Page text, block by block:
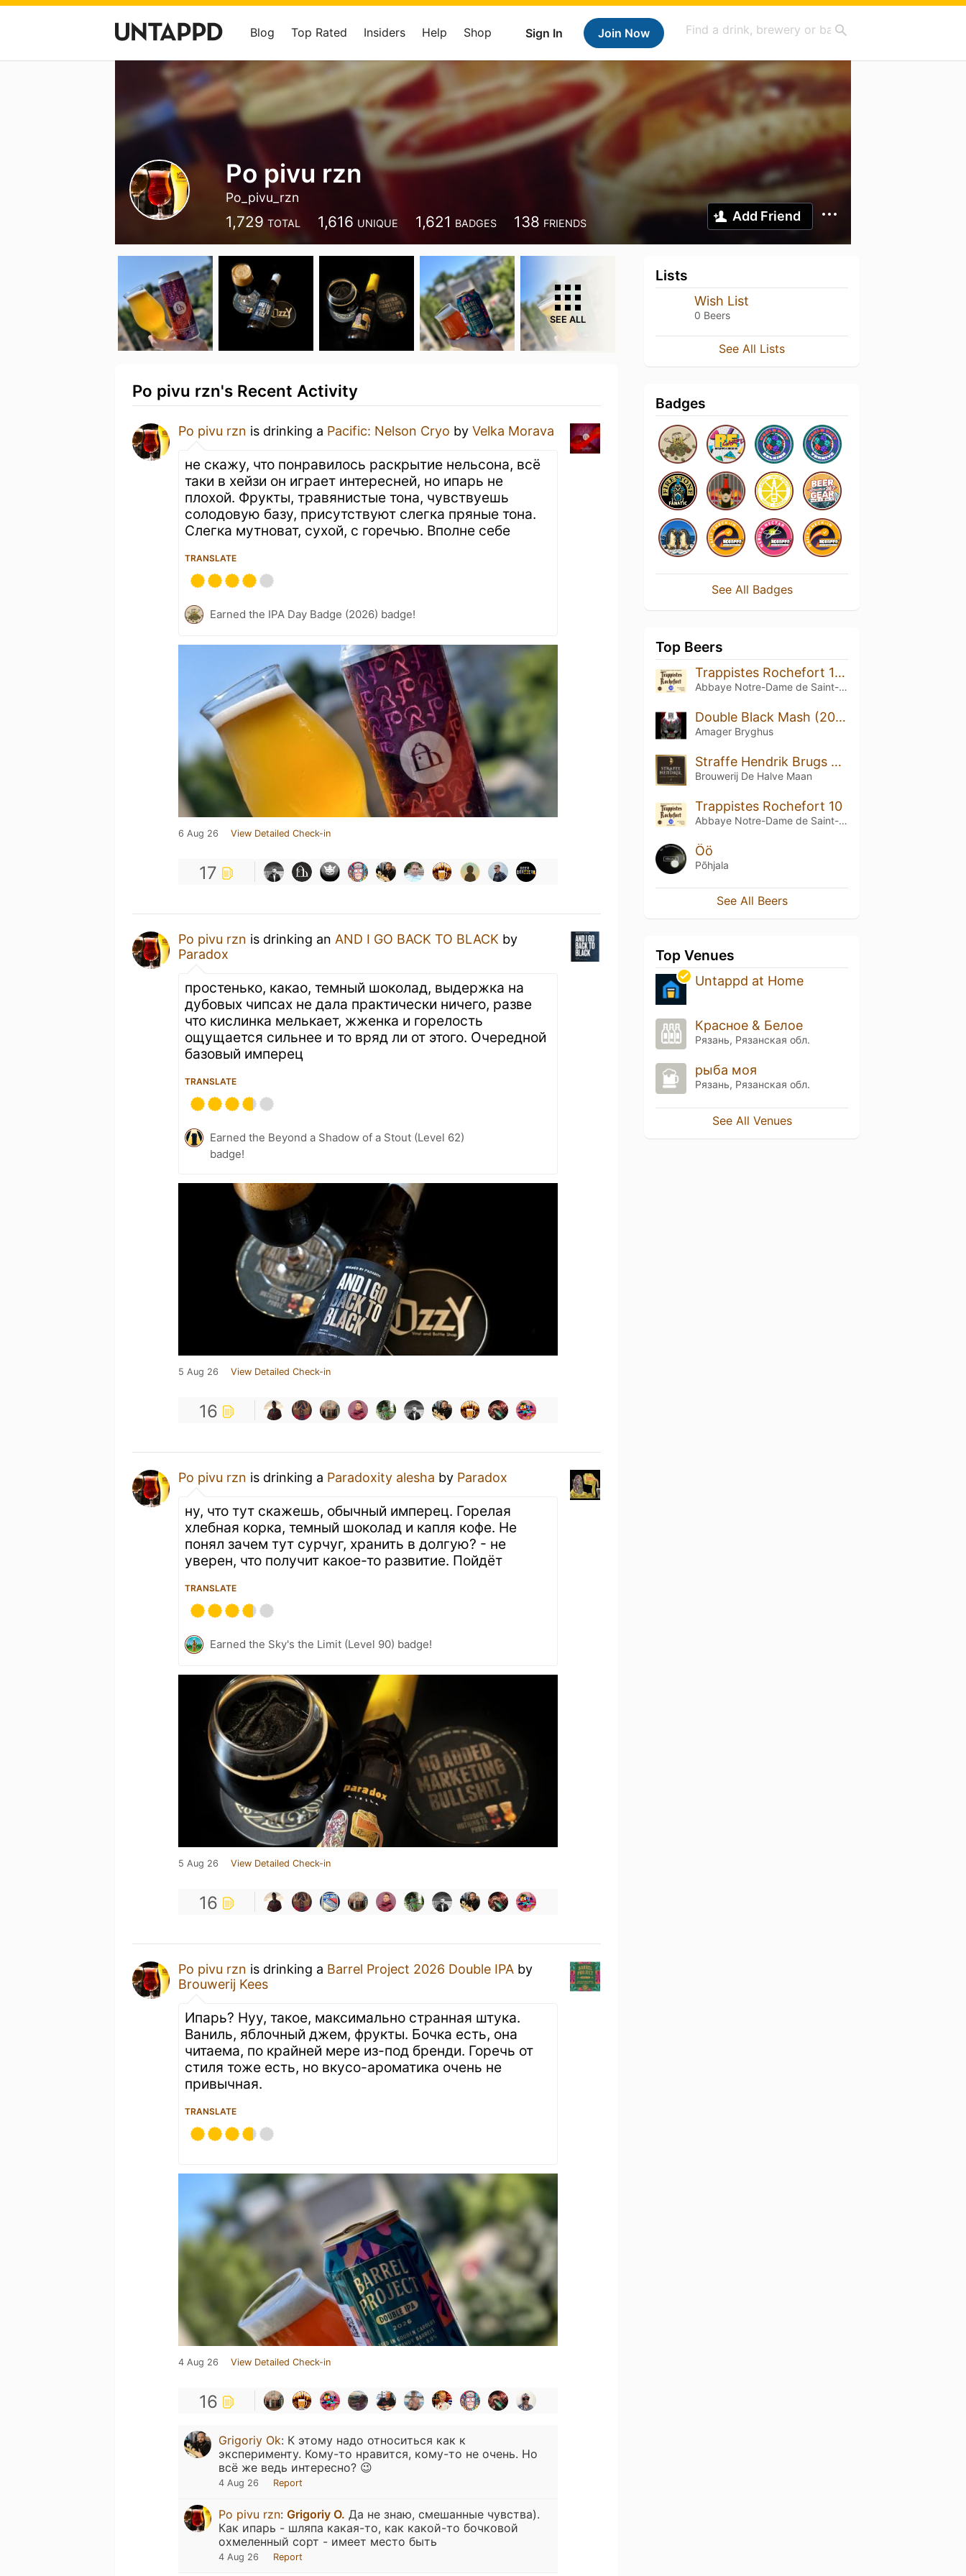
Sign In Join Now
Blog Top Rated Insiders Help Shop
Po pivu rzn
Po_pivu_rzn
1,729 TOTAL 1,616 UNIQUE 1,621 BADGES 138 FRIENDS Add Friend
SEE ALL
Po pivu rzn's Recent Activity
Po pivu rzn is drinking a Pacific: Nelson Cryo by Velka Morava
не скажу, что понравилось раскрытие нельсона, всё
таки в хейзи он играет интересней, но ипарь не
плохой. Фрукты, травянистые тона, чувствуешь
солодовую базу, присутствуют слегка пряные тона.
Слегка мутноват, сухой, с горечью. Вполне себе
TRANSLATE
Earned the IPA Day Badge (2026) badge!
6 Aug 26 View Detailed Check-in
17
Po pivu rzn is drinking an AND I GO BACK TO BLACK by
Paradox
простенько, какао, темный шоколад, выдержка на
дубовых чипсах не дала практически ничего, разве
что кислинка мелькает, жженка и горелость
ощущается сильнее и то вряд ли от этого. Очередной
базовый имперец
TRANSLATE
Earned the Beyond a Shadow of a Stout (Level 62)
badge!
5 Aug 26 View Detailed Check-in
16
Po pivu rzn is drinking a Paradoxity alesha by Paradox
ну, что тут скажешь, обычный имперец. Горелая
хлебная корка, темный шоколад и капля кофе. Не
понял зачем тут сурчуг, хранить в долгую? - не
уверен, что получит какое-то развитие. Пойдёт
TRANSLATE
Earned the Sky's the Limit (Level 90) badge!
5 Aug 26 View Detailed Check-in
16
Po pivu rzn is drinking a Barrel Project 2026 Double IPA by
Brouwerij Kees
Ипарь? Нуу, такое, максимально странная штука.
Ваниль, яблочный джем, фрукты. Бочка есть, она
читаема, по крайней мере из-под бренди. Горечь от
стиля тоже есть, но вкусо-ароматика очень не
привычная.
TRANSLATE
4 Aug 26 View Detailed Check-in
16
Grigoriy Ok: К этому надо относиться как к
эксперименту. Кому-то нравится, кому-то не очень. Но
всё же ведь интересно? 😉
4 Aug 26 Report
Po pivu rzn: Grigoriy O. Да не знаю, смешанные чувства).
Как ипарь - шляпа какая-то, как какой-то бочковой
охмеленный сорт - имеет место быть
4 Aug 26 Report
Lists
Wish List
0 Beers
See All Lists
Badges
See All Badges
Top Beers
Trappistes Rochefort 10 (2023)
Abbaye Notre-Dame de Saint-Rémy
Double Black Mash (2025) Wheated Bourbon Version
Amager Bryghus
Straffe Hendrik Brugs Quadrupel Bier 11°
Brouwerij De Halve Maan
Trappistes Rochefort 10
Abbaye Notre-Dame de Saint-Rémy
Öö
Põhjala
See All Beers
Top Venues
Untappd at Home
Красное & Белое
Рязань, Рязанская обл.
рыба моя
Рязань, Рязанская обл.
See All Venues